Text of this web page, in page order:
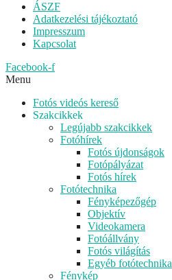
ÁSZF
Adatkezelési tájékoztató
Impresszum
Kapcsolat
Facebook-f
Menu
Fotós videós kereső
Szakcikkek
Legújabb szakcikkek
Fotóhírek
Fotós újdonságok
Fotópályázat
Fotós hírek
Fotótechnika
Fényképezőgép
Objektív
Videokamera
Fotóállvány
Fotós világítás
Egyéb fotótechnika
Fénykép